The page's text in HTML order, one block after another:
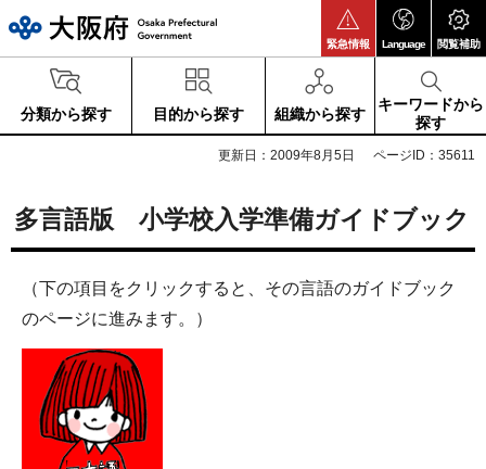
緊急情報 Language 閲覧補助
分類から探す 目的から探す 組織から探す
キーワードから
探す
更新日：2009年8月5日 ページID：35611
多言語版 小学校入学準備ガイドブック
（下の項目をクリックすると、その言語のガイドブック
のページに進みます。）